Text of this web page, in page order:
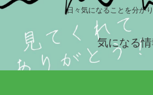
日々気になることを分か
気になる